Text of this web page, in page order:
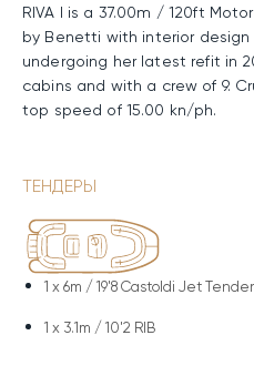
RIVA I is a 37.00m / 120ft
by Benetti with interior
undergoing her latest refit in
cabins and with a crew of 9.
top speed of 15.00 kn/ph.
ТЕНДЕРЫ
1 x 6m / 19'8 Castoldi Jet
1 x 3.1m / 10'2 RIB